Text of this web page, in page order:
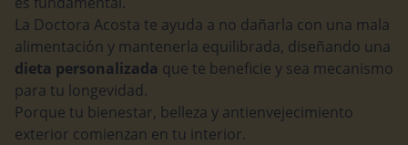
La Doctora Acosta te ayuda a no dañarla con una mala
alimentación y mantenerla equilibrada, diseñando una
dieta personalizada que te beneficie y sea mecanismo
para tu longevidad.
Porque tu bienestar, belleza y antienvejecimiento
exterior comienzan en tu interior.